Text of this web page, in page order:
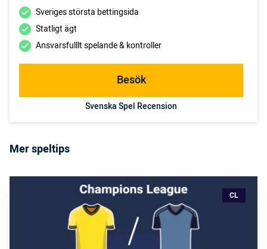
Sveriges största bettingsida
Statligt ägt
Ansvarsfulllt spelande & kontroller
Besök
Svenska Spel Recension
Mer speltips
CL